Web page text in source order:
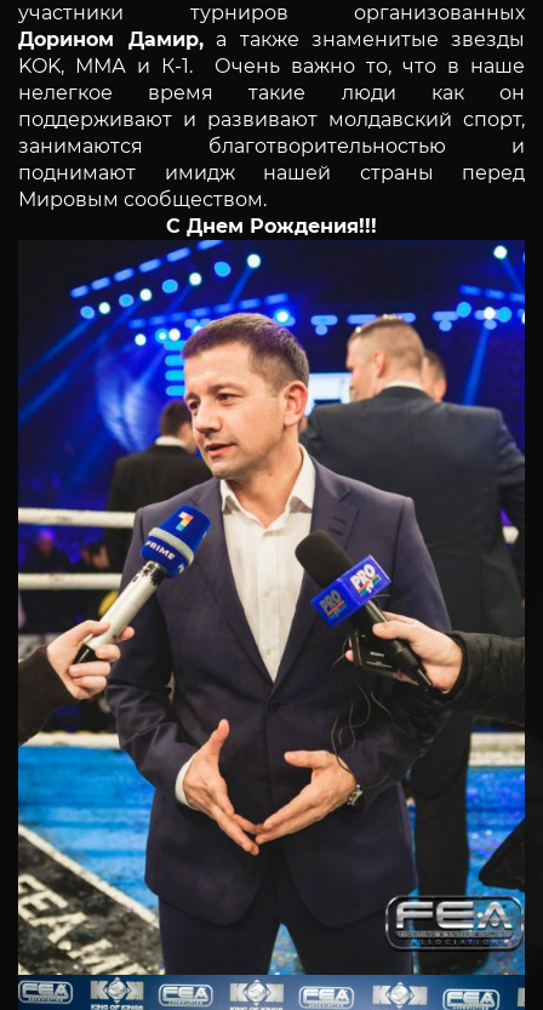
участники турниров организованных
ДориномДамир, а также знаменитые звезды
KOK, ММА и К-1. Очень важно то, что в наше
нелегкое время такие люди как он
поддерживают и развивают молдавский спорт,
занимаются благотворительностью и
поднимают имидж нашей страны перед
Мировым сообществом.
С Днем Рождения!!!